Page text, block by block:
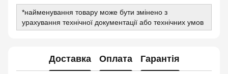
*найменування товару може бути змінено з
урахування технічної документації або технічних умов
Доставка Оплата Гарантія